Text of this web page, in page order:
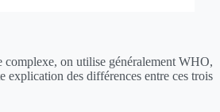
complexe, on utilise généralement WHO,
des différences entre ces trois